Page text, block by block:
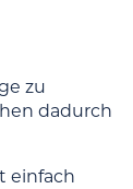
zu
dadurch
einfach